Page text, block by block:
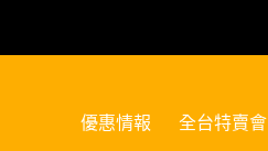
優惠情報 全台特賣會